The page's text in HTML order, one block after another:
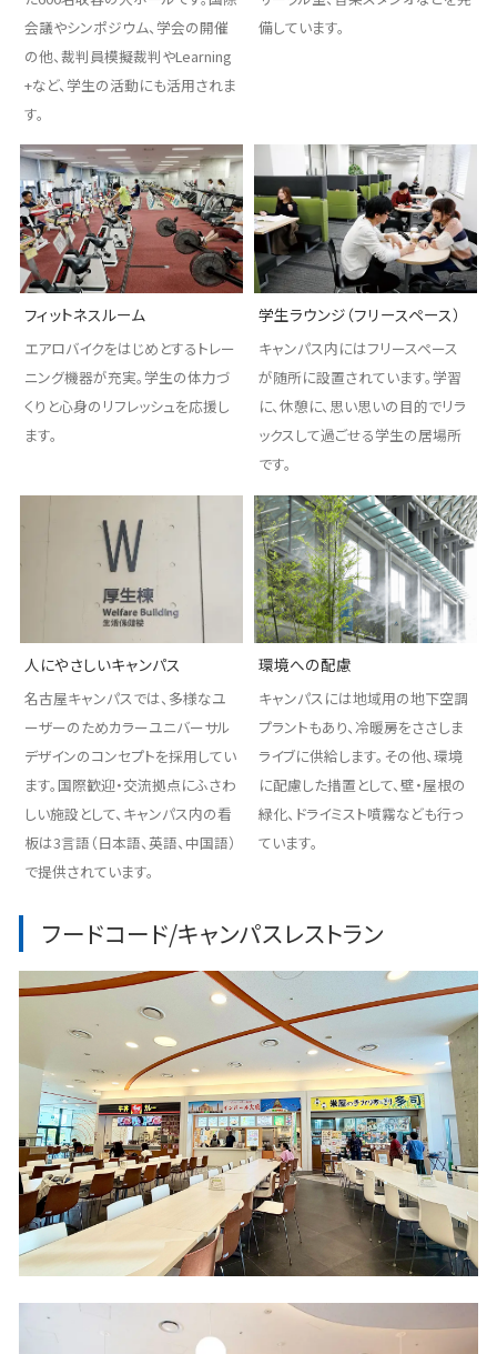
会議やシンポジウム、学会の開催
の他、裁判員模擬裁判やLearning
+など、学生の活動にも活用されま
す。
備しています。
フィットネスルーム
エアロバイクをはじめとするトレー
ニング機器が充実。学生の体力づ
くりと心身のリフレッシュを応援し
ます。
学生ラウンジ（フリースペース）
キャンパス内にはフリースペース
が随所に設置されています。学習
に、休憩に、思い思いの目的でリラ
ックスして過ごせる学生の居場所
です。
人にやさしいキャンパス
名古屋キャンパスでは、多様なユ
ーザーのためカラーユニバーサル
デザインのコンセプトを採用してい
ます。国際歓迎・交流拠点にふさわ
しい施設として、キャンパス内の看
板は3言語（日本語、英語、中国語）
で提供されています。
環境への配慮
キャンパスには地域用の地下空調
プラントもあり、冷暖房をささしま
ライブに供給します。その他、環境
に配慮した措置として、壁・屋根の
緑化、ドライミスト噴霧なども行っ
ています。
フードコード/キャンパスレストラン